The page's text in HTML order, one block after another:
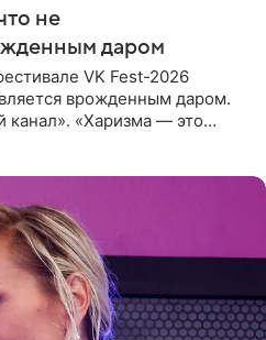
не
даром
VK Fest-2026
врожденным даром.
канал». «Харизма — это